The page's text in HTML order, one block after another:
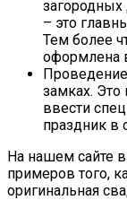
загородных
– это
Тем более
оформлена
замках.
ввести
праздник в
На нашем сайте
примеров того,
оригинальная